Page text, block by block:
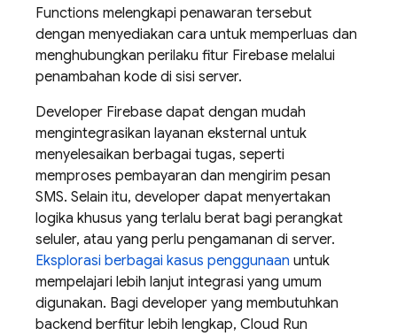
Functions melengkapi penawaran tersebut
dengan menyediakan cara untuk memperluas dan
menghubungkan perilaku fitur Firebase melalui
penambahan kode di sisi server.
Developer Firebase dapat dengan mudah
mengintegrasikan layanan eksternal untuk
menyelesaikan berbagai tugas, seperti
memproses pembayaran dan mengirim pesan
SMS. Selain itu, developer dapat menyertakan
logika khusus yang terlalu berat bagi perangkat
seluler, atau yang perlu pengamanan di server.
Eksplorasi berbagai kasus penggunaan untuk
mempelajari lebih lanjut integrasi yang umum
digunakan. Bagi developer yang membutuhkan
backend berfitur lebih lengkap, Cloud Run